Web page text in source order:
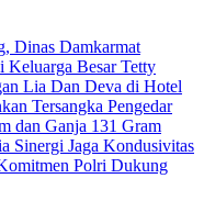
Dinas Damkarmat
Keluarga Besar Tetty
Lia Dan Deva di Hotel
Tersangka Pengedar
dan Ganja 131 Gram
Sinergi Jaga Kondusivitas
Polri Dukung